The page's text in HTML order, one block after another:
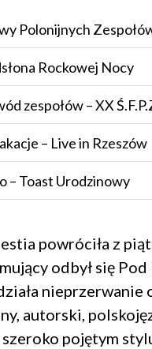
Polonijnych
Rockowej Nocy
zespołów – XX
– Live in Rzeszów
– Toast Urodzinowy
powróciła z
odbył się Pod
nieprzerwanie
autorski,
pojętym